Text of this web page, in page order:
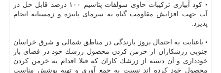
• كود آبیاری تركیبات حاوی سولفات پتاسیم ۱۰۰ درصد قابل حل در
آب جهت افزایش مقاومت گیاه به سرمای پاییزه و زمستانه انجام
پذیرد.
• باعنایت به احتمال بروز بارندگی در مناطق شمالی و شرق خراسان
جنوبی زرشكاران از خرمن كردن محصول زرشك خود در فضای باز
خودداری و آن دسته از زرشك كاران كه قبلا اقدام به خرمن كردن
محصول خود كرده اند نسبت به جمع آوری و تهیه پوشش مناسب